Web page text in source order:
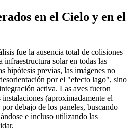
en el Cielo y en el
fue la ausencia total de colisiones
infraestructura solar en todas las
hipótesis previas, las imágenes no
por el "efecto lago", sino
activa. Las aves fueron
(aproximadamente el
debajo de los paneles, buscando
e incluso utilizando las